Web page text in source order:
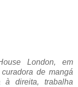
London, em
de mangá
à direita, trabalha